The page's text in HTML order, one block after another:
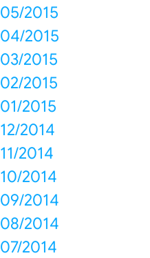
05/2015
04/2015
03/2015
02/2015
01/2015
12/2014
11/2014
10/2014
09/2014
08/2014
07/2014